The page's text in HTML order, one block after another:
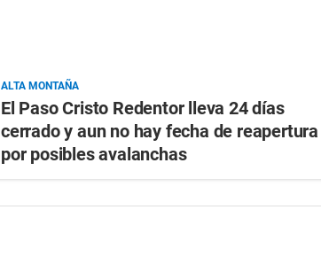
ALTA MONTAÑA
El Paso Cristo Redentor lleva 24 días
cerrado y aun no hay fecha de reapertura
por posibles avalanchas